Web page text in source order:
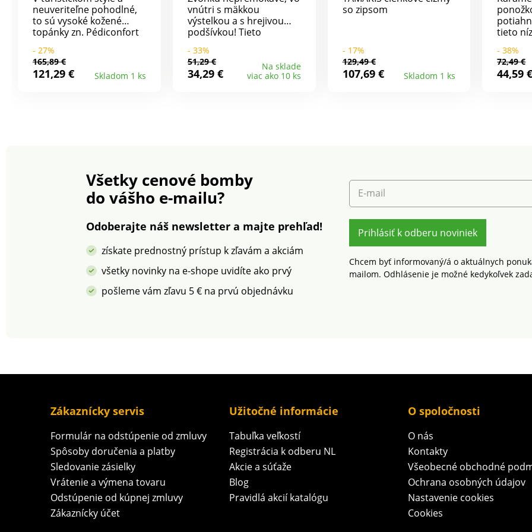
neuveriteľne pohodlné,
to sú vysoké kožené
topánky zn. Pédiconfort
obdobie. Hrejivé a
nepriepustné, vhodné
do každého počasia.
šnúrky vložené v
kovových očkách.
Úpletový lem. Vhodné aj
Vzorovaná protišmyková
obuv môžete ošetriť
trochou toaletného
mlieka naneseného na
vatovom tampóne,
- 27%
165,89 €
121,29 € Skladom 1 ks
vnútri s mäkkou
výstelkou a s hrejivou
podšívkou! Tieto
s lemovaním z umelej
kožušiny Vás ochránia
pred mrazom, ľadom a
- 33%
51,29 €
34,29 €
Na sklade
viac ako 10 ks
so zipsom
- 17%
129,49 €
107,69 € Skladom 1 ks
tieto
Pružná
- 38%
72,49 €
44,59 €
Všetky cenové bomby
do vášho e-mailu?
Odoberajte náš newsletter a majte prehľad!
získate prednostný prístup k zľavám a akciám
všetky novinky na e-shope uvidíte ako prvý
pošleme vám zľavu 5 € na prvú objednávku
E-mail
Prihlásiť k odberu noviniek
Chcem byť informovaný/á o aktuálnych
mailom. Odhlásenie je možné kedykoľvek
Zákaznícky servis
Formulár na odstúpenie od zmluvy
Spôsoby doručenia a platby
Sledovanie zásielky
Vrátenie a výmena tovaru
Odstúpenie od kúpnej zmluvy
Zákaznícky účet
Užitočné informácie
Tabuľka veľkostí
Registrácia k odberu NL
Akcie a súťaže
Blog
Pravidlá akcií katalógu
O spoločnosti
O nás
Kontakty
Všeobecné obchodné
Ochrana osobných údajov
Nastavenie cookies
Cookies